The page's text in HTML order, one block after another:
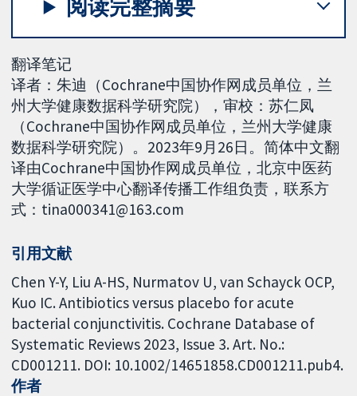
阅读完整摘要
翻译笔记
译者：朱迪（Cochrane中国协作网成员单位，兰
州大学健康数据科学研究院），审校：苏仁凤
（Cochrane中国协作网成员单位，兰州大学健康
数据科学研究院）。2023年9月26日。简体中文翻
译由Cochrane中国协作网成员单位，北京中医药
大学循证医学中心翻译传播工作组负责，联系方
式：tina000341@163.com
引用文献
Chen Y-Y, Liu A-HS, Nurmatov U, van Schayck OCP,
Kuo IC. Antibiotics versus placebo for acute
bacterial conjunctivitis. Cochrane Database of
Systematic Reviews 2023, Issue 3. Art. No.:
CD001211. DOI: 10.1002/14651858.CD001211.pub4.
作者